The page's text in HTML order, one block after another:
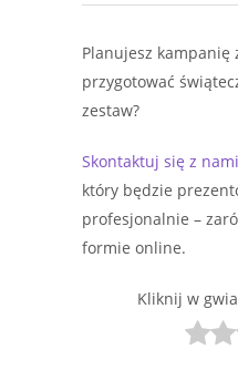
Planujesz kampanię
przygotować
zestaw?
Skontaktuj się z nami
który będzie
profesjonalnie –
formie online.
Kliknij w